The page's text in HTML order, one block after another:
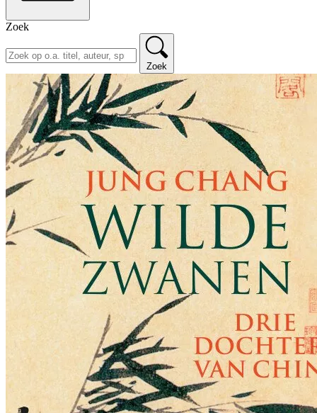
Zoek
Zoek